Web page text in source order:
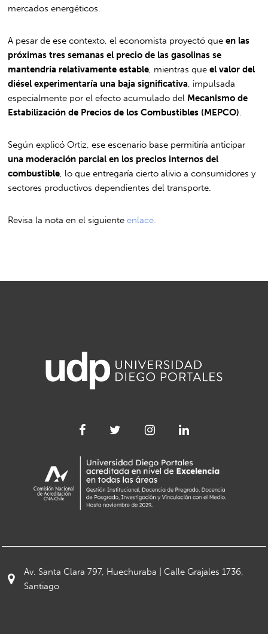
mercados energéticos.
A pesar de ese contexto, el economista proyectó queen las
próximas tres semanas el precio de las gasolinas se
mantendría relativamente estable , mientras queel valor del
diésel experimentaría una baja significativa , impulsada
especialmente por el efecto acumulado del Mecanismo de
Estabilización de Precios de los Combustibles (MEPCO)
Según explicó Ortiz, ese escenario base permitiría anticipar
una moderación parcial en los precios internos del
combustible , lo que entregaría cierto alivio a consumidores y
sectores productivos dependientes del transporte.
Revisa la nota en el siguienteenlace.
Av. Santa Clara 797, Huechuraba | Calle Grajales 1736,
Santiago